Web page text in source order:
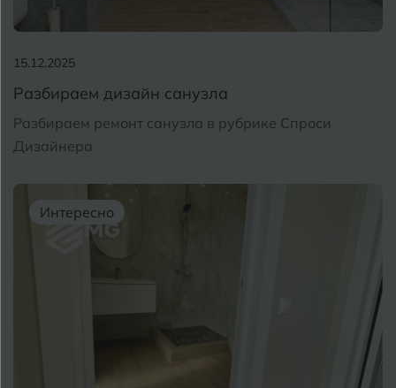
15.12.2025
Разбираем дизайн санузла
Разбираем ремонт санузла в рубрике Спроси
Дизайнера
Интересно